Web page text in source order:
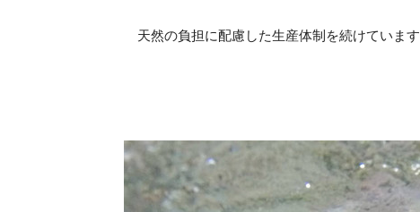
天然の負担に配慮した生産体制を続けています